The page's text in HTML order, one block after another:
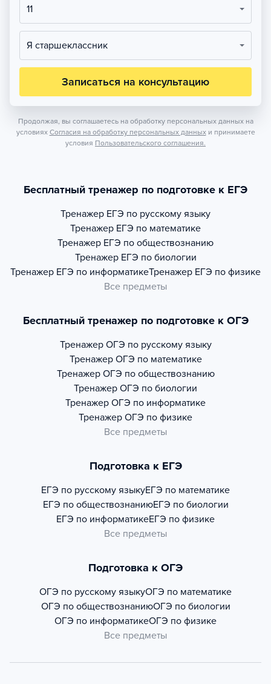
11
Я старшеклассник
Записаться на консультацию
Продолжая, вы соглашаетесь на обработку персональных данных на
условиях Согласия на обработку персональных данных и принимаете
условия Пользовательского соглашения.
Бесплатный тренажер по подготовке к ЕГЭ
Тренажер ЕГЭ по русскому языку
Тренажер ЕГЭ по математике
Тренажер ЕГЭ по обществознанию
Тренажер ЕГЭ по биологии
Тренажер ЕГЭ по информатикеТренажер ЕГЭ по физике
Все предметы
Бесплатный тренажер по подготовке к ОГЭ
Тренажер ОГЭ по русскому языку
Тренажер ОГЭ по математике
Тренажер ОГЭ по обществознанию
Тренажер ОГЭ по биологии
Тренажер ОГЭ по информатике
Тренажер ОГЭ по физике
Все предметы
Подготовка к ЕГЭ
ЕГЭ по русскому языкуЕГЭ по математике
ЕГЭ по обществознаниюЕГЭ по биологии
ЕГЭ по информатикеЕГЭ по физике
Все предметы
Подготовка к ОГЭ
ОГЭ по русскому языкуОГЭ по математике
ОГЭ по обществознаниюОГЭ по биологии
ОГЭ по информатикеОГЭ по физике
Все предметы